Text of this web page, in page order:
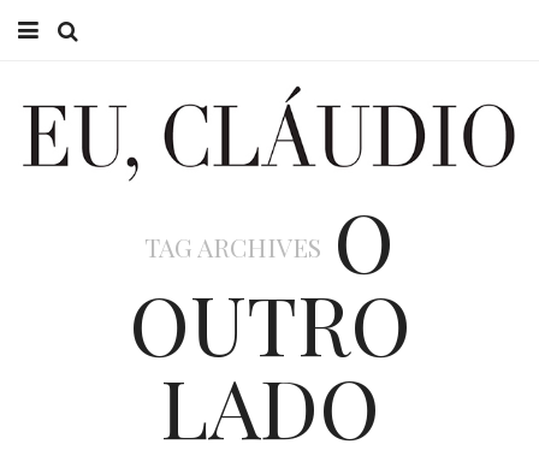
EU CLÁUDIO
TAG ARCHIVES O
OUTRO
LADO